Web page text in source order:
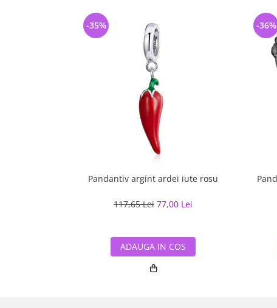
Pandantiv argint ardei iute rosu
117,65 Lei 77,00 Lei
-35%
ADAUGA IN COS
-36%